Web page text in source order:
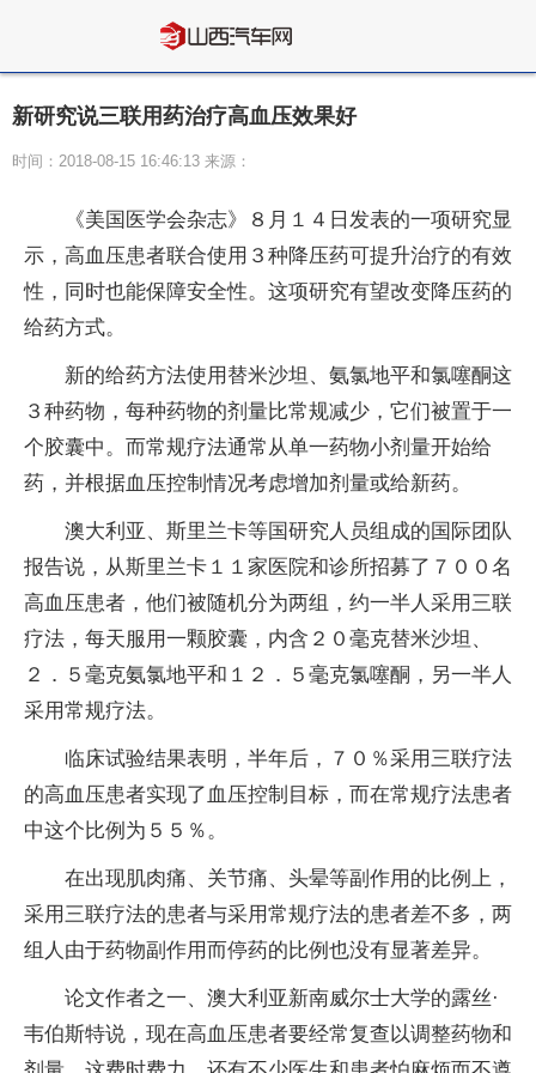
新研究说三联用药治疗高血压效果好
时间：2018-08-15 16:46:13 来源：
《美国医学会杂志》８月１４日发表的一项研究显
示，高血压患者联合使用３种降压药可提升治疗的有效
性，同时也能保障安全性。这项研究有望改变降压药的
给药方式。
新的给药方法使用替米沙坦、氨氯地平和氯噻酮这
３种药物，每种药物的剂量比常规减少，它们被置于一
个胶囊中。而常规疗法通常从单一药物小剂量开始给
药，并根据血压控制情况考虑增加剂量或给新药。
澳大利亚、斯里兰卡等国研究人员组成的国际团队
报告说，从斯里兰卡１１家医院和诊所招募了７００名
高血压患者，他们被随机分为两组，约一半人采用三联
疗法，每天服用一颗胶囊，内含２０毫克替米沙坦、
２．５毫克氨氯地平和１２．５毫克氯噻酮，另一半人
采用常规疗法。
临床试验结果表明，半年后，７０％采用三联疗法
的高血压患者实现了血压控制目标，而在常规疗法患者
中这个比例为５５％。
在出现肌肉痛、关节痛、头晕等副作用的比例上，
采用三联疗法的患者与采用常规疗法的患者差不多，两
组人由于药物副作用而停药的比例也没有显著差异。
论文作者之一、澳大利亚新南威尔士大学的露丝·
韦伯斯特说，现在高血压患者要经常复查以调整药物和